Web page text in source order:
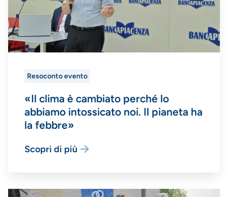
Resoconto evento
«Il clima è cambiato perché lo
abbiamo intossicato noi. Il pianeta ha
la febbre»
Scopri di più